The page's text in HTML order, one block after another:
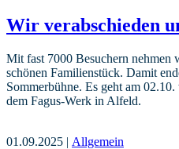
Wir verabschieden
Mit fast 7000 Besuchern nehmen
schönen Familienstück. Damit
Sommerbühne. Es geht am
dem Fagus-Werk in Alfeld.
01.09.2025 | Allgemein